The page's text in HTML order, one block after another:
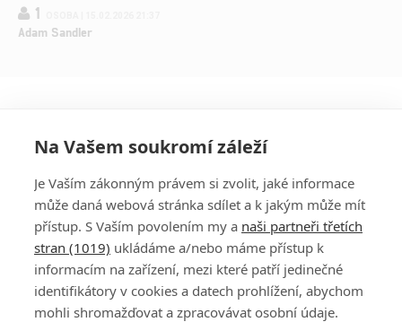
1
Adam Sandler
PŘIHLÁSIT
REGISTROVAT
DISKUZE
Na Vašem soukromí záleží
Je Vaším zákonným právem si zvolit, jaké informace
může daná webová stránka sdílet a k jakým může mít
přístup. S Vaším povolením my a naši partneři třetích
stran (1019) ukládáme a/nebo máme přístup k
informacím na zařízení, mezi které patří jedinečné
identifikátory v cookies a datech prohlížení, abychom
mohli shromažďovat a zpracovávat osobní údaje.